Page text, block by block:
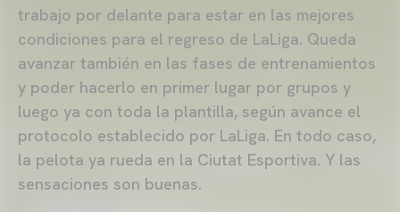
trabajo por delante para estar en las mejores
condiciones para el regreso de LaLiga. Queda
avanzar también en las fases de entrenamientos
y poder hacerlo en primer lugar por grupos y
luego ya con toda la plantilla, según avance el
protocolo establecido por LaLiga. En todo caso,
la pelota ya rueda en la Ciutat Esportiva. Y las
sensaciones son buenas.